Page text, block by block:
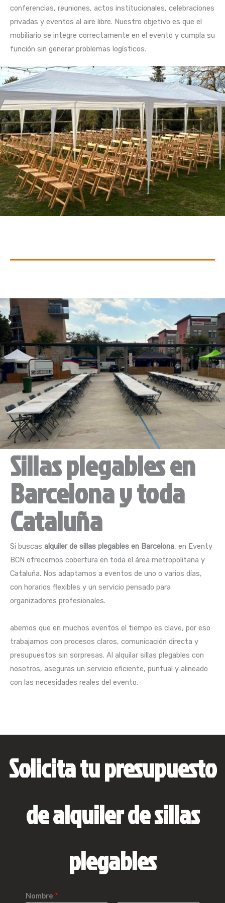
conferencias, reuniones, actos institucionales, celebraciones
privadas y eventos al aire libre. Nuestro objetivo es que el
mobiliario se integre correctamente en el evento y cumpla su
función sin generar problemas logísticos.
Sillas plegables en
Barcelona y toda
Cataluña
Si buscas alquiler de sillas plegables en Barcelona, en Eventy
BCN ofrecemos cobertura en toda el área metropolitana y
Cataluña. Nos adaptamos a eventos de uno o varios días,
con horarios flexibles y un servicio pensado para
organizadores profesionales.
abemos que en muchos eventos el tiempo es clave, por eso
trabajamos con procesos claros, comunicación directa y
presupuestos sin sorpresas. Al alquilar sillas plegables con
nosotros, aseguras un servicio eficiente, puntual y alineado
con las necesidades reales del evento.
Solicita tu presupuesto
de alquiler de sillas
plegables
Nombre *